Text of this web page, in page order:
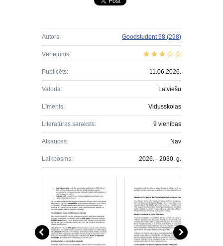
Autors: Goodstudent 98 (298)
Vērtējums:
Publicēts: 11.06.2026.
Valoda: Latviešu
Līmenis: Vidusskolas
Literatūras saraksts: 9 vienības
Atsauces: Nav
Laikposms: 2026. - 2030. g.